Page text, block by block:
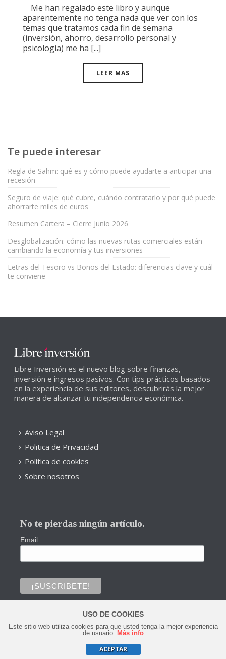
Me han regalado este libro y aunque
aparentemente no tenga nada que ver con los
temas que tratamos cada fin de semana
(inversión, ahorro, desarrollo personal y
psicología) me ha [...]
LEER MAS
Te puede interesar
Regla de Sahm: qué es y cómo puede ayudarte a anticipar una
recesión
Seguro de viaje: qué cubre, cuándo contratarlo y por qué puede
ahorrarte miles de euros
Resumen Cartera – Cierre Junio 2026
Desglobalización: cómo las nuevas rutas comerciales están
cambiando la economía y tus inversiones
Letras del Tesoro vs Bonos del Estado: diferencias clave y cuál
te conviene
Libre Inversión es el nuevo blog sobre finanzas,
inversión e ingresos pasivos. Con tips prácticos basados
en la experiencia de sus editores, descubrirás la mejor
manera de alcanzar tu independencia económica.
Aviso Legal
Politica de Privacidad
Política de cookies
Sobre nosotros
No te pierdas ningún artículo.
Email
Copyright © 2020 Todos los derechos reservados.
0
USO DE COOKIES
Este sitio web utiliza cookies para que usted tenga la mejor experiencia
de usuario. Más info
ACEPTAR